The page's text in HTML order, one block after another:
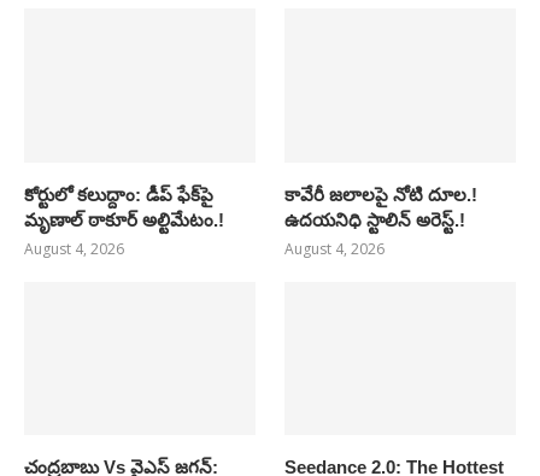
కోర్టులో కలుద్దాం: డీప్ ఫేక్‌పై
మృణాల్ ఠాకూర్ అల్టిమేటం.!
August 4, 2026
కావేరీ జలాలపై నోటి దూల.!
ఉదయనిధి స్టాలిన్ అరెస్ట్.!
August 4, 2026
చంద్రబాబు Vs వైఎస్ జగన్:
Seedance 2.0: The Hottest